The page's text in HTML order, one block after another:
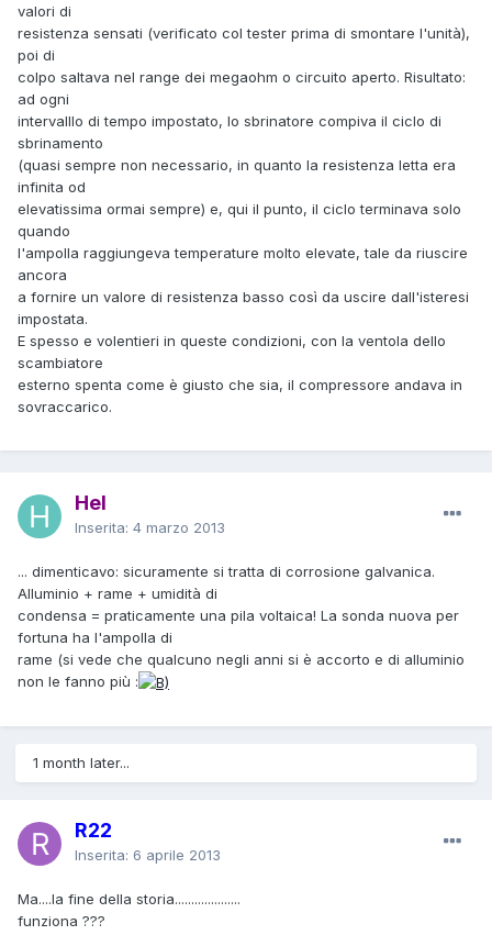
valori di
resistenza sensati (verificato col tester prima di smontare l'unità),
poi di
colpo saltava nel range dei megaohm o circuito aperto. Risultato:
ad ogni
intervalllo di tempo impostato, lo sbrinatore compiva il ciclo di
sbrinamento
(quasi sempre non necessario, in quanto la resistenza letta era
infinita od
elevatissima ormai sempre) e, qui il punto, il ciclo terminava solo
quando
l'ampolla raggiungeva temperature molto elevate, tale da riuscire
ancora
a fornire un valore di resistenza basso così da uscire dall'isteresi
impostata.
E spesso e volentieri in queste condizioni, con la ventola dello
scambiatore
esterno spenta come è giusto che sia, il compressore andava in
sovraccarico.
Hel
Inserita: 4 marzo 2013
... dimenticavo: sicuramente si tratta di corrosione galvanica.
Alluminio + rame + umidità di
condensa = praticamente una pila voltaica! La sonda nuova per
fortuna ha l'ampolla di
rame (si vede che qualcuno negli anni si è accorto e di alluminio
non le fanno più :
1 month later...
R22
Inserita: 6 aprile 2013
Ma....la fine della storia....................
funziona ???